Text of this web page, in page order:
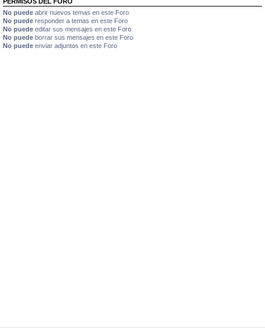
No puede abrir nuevos temas en este Foro
No puede responder a temas en este Foro
No puede editar sus mensajes en este Foro
No puede borrar sus mensajes en este Foro
No puede enviar adjuntos en este Foro